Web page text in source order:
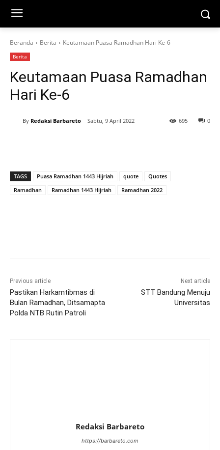
Beranda Berita Keutamaan Puasa Ramadhan Hari Ke-6
Berita
Keutamaan Puasa Ramadhan
Hari Ke-6
By Redaksi Barbareto Sabtu, 9 April 2022 0
695
TAGS Puasa Ramadhan 1443 Hijriah quote
Quotes
Ramadhan
Ramadhan 1443 Hijriah Ramadhan 2022
Previous article
Pastikan Harkamtibmas di
Bulan Ramadhan, Ditsamapta
Polda NTB Rutin Patroli
Next article
STT Bandung Menuju
Universitas
Redaksi Barbareto
https://barbareto.com